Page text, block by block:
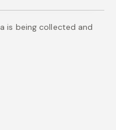
is being collected and